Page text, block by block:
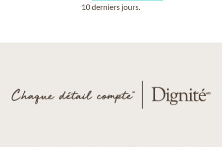
10 derniers jours.